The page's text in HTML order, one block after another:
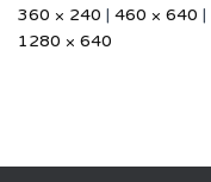
360 × 240 | 460 × 640 |
1280 × 640